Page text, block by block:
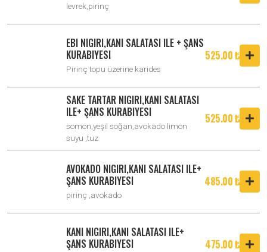
levrek,pirinç
EBI NIGIRI,KANI SALATASI ILE + ŞANS
KURABIYESI
Pirinç topu üzerine karides
525.00 ₺
SAKE TARTAR NIGIRI,KANI SALATASI
ILE+ ŞANS KURABIYESI
somon,yeşil soğan,avokado limon
suyu ,tuz
525.00 ₺
AVOKADO NIGIRI,KANI SALATASI ILE+
ŞANS KURABIYESI
pirinç ,avokado
485.00 ₺
KANI NIGIRI,KANI SALATASI ILE+
ŞANS KURABIYESI
475.00 ₺